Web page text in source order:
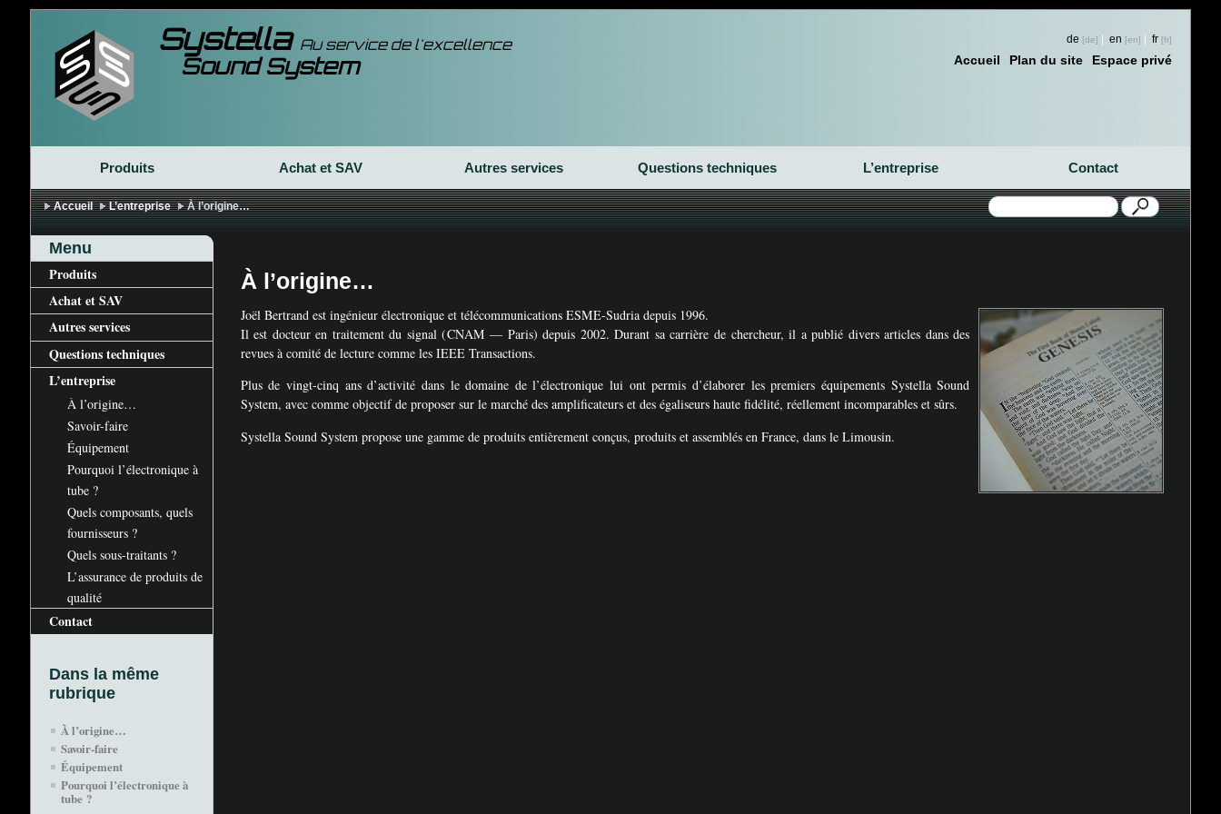
Systella Au service de l'excellence
Sound System
de | en | fr
Accueil Plan du site Espace privé
Produits Achat et SAV Autres services Questions techniques L’entreprise Contact
Accueil L’entreprise À l’origine…
Menu
Produits
Achat etSAV
Autres services
Questions techniques
L’entreprise
À l’origine…
Savoir-faire
Équipement
Pourquoi l’électronique à
tube ?
Quels composants, quels
fournisseurs ?
Quels sous-traitants ?
L’assurance de produits de
qualité
Contact
Dans la même
rubrique
À l’origine…
Savoir-faire
Équipement
Pourquoi l’électronique à
tube ?
À l’origine…
Joël Bertrand est ingénieur électronique et télécommunications ESME-Sudria depuis 1996.
Il est docteur en traitement du signal (CNAM — Paris) depuis 2002. Durant sa carrière de chercheur, il a publié divers articles dans des
revues à comité de lecture comme les IEEETransactions.
Plus de vingt-cinq ans d’activité dans le domaine de l’électronique lui ont permis d’élaborer les premiers équipements Systella Sound
System, avec comme objectif de proposer sur le marché des amplificateurs et des égaliseurs haute fidélité, réellement incomparables et sûrs.
Systella Sound System propose une gamme de produits entièrement conçus, produits et assemblés en France, dans le Limousin.